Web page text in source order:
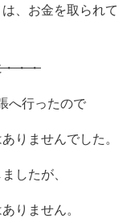
、お金を取られて
・・
へ行ったので
りませんでした。
したが、
りません。